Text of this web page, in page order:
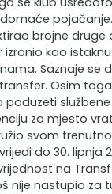
brojne druge
izronio kao
Saznaje se
Osim
službene
za mjesto
svom
do 30. lipnja
na
nije nastupio za